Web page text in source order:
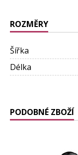
ROZMĚRY
Šířka
Délka
PODOBNÉ ZBOŽÍ